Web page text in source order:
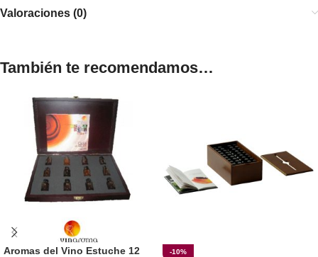
Valoraciones (0)
También te recomendamos…
Aromas del Vino Estuche 12
-10%